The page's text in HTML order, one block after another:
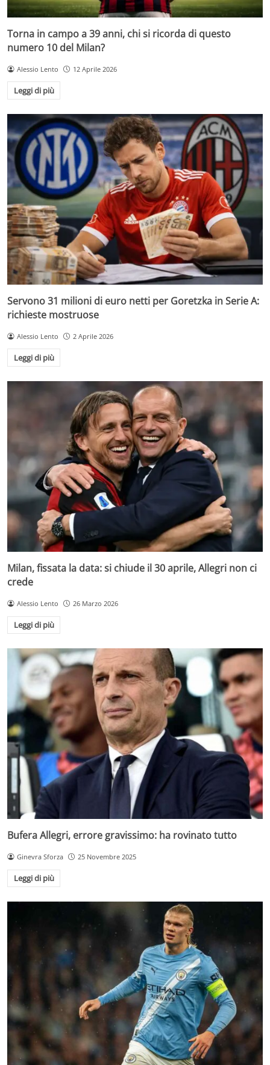
Torna in campo a 39 anni, chi si ricorda di questo
numero 10 del Milan?
Alessio Lento 12 Aprile 2026
Leggi di più
Servono 31 milioni di euro netti per Goretzka in Serie A:
richieste mostruose
Alessio Lento 2 Aprile 2026
Leggi di più
Milan, fissata la data: si chiude il 30 aprile, Allegri non ci
crede
Alessio Lento 26 Marzo 2026
Leggi di più
Bufera Allegri, errore gravissimo: ha rovinato tutto
Ginevra Sforza 25 Novembre 2025
Leggi di più